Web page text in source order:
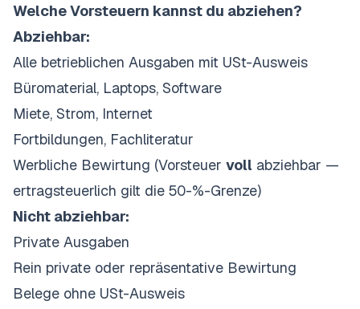
Welche Vorsteuern kannst du abziehen?
Abziehbar:
Alle betrieblichen Ausgaben mit USt-Ausweis
Büromaterial, Laptops, Software
Miete, Strom, Internet
Fortbildungen, Fachliteratur
Werbliche Bewirtung (Vorsteuer voll abziehbar —
ertragsteuerlich gilt die 50-%-Grenze)
Nicht abziehbar:
Private Ausgaben
Rein private oder repräsentative Bewirtung
Belege ohne USt-Ausweis